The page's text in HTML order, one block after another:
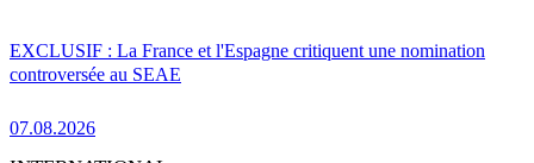
EXCLUSIF : La France et l'Espagne critiquent une nomination
controversée au SEAE
07.08.2026